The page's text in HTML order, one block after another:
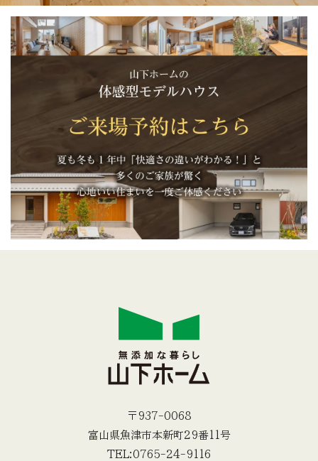
〒937-0068
富山県魚津市本新町29番11号
TEL:0765-24-9116